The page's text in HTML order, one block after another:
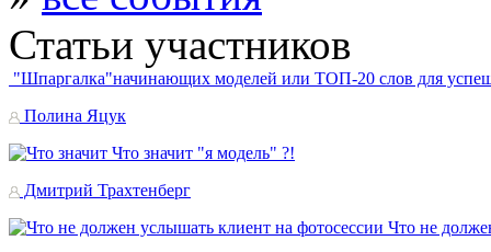
Статьи участников
"Шпаргалка"начинающих моделей или TOП-20 слов для
Полина Яцук
Что значит "я модель" ?!
Дмитрий Трахтенберг
Что не